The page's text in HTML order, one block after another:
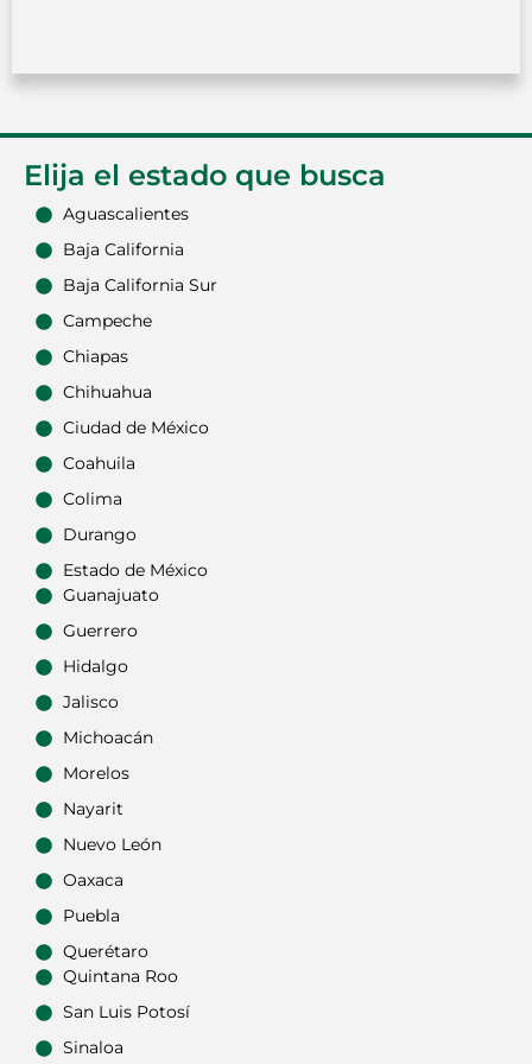
Elija el estado que busca
Aguascalientes
Baja California
Baja California Sur
Campeche
Chiapas
Chihuahua
Ciudad de México
Coahuila
Colima
Durango
Estado de México
Guanajuato
Guerrero
Hidalgo
Jalisco
Michoacán
Morelos
Nayarit
Nuevo León
Oaxaca
Puebla
Querétaro
Quintana Roo
San Luis Potosí
Sinaloa